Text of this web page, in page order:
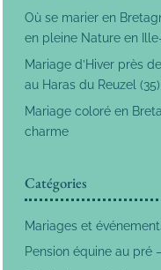
Où se marier en
en pleine Nature en
Mariage d’Hiver près
au Haras du Reuzel (35)
Mariage coloré en
charme
Catégories
Mariages et
Pension équine au pré